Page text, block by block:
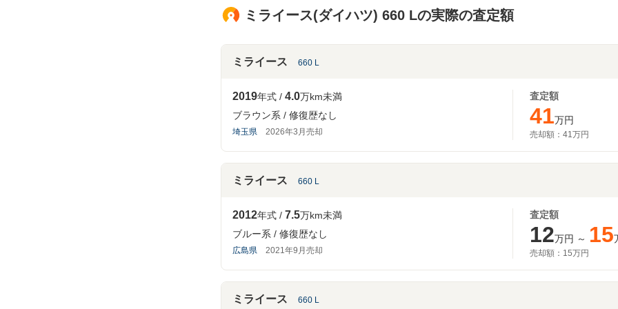
ミライース(ダイハツ) 660 Lの実際の査定額
ミライース 660 L
2019年式 4.0万km未満
ブラウン系
修復歴なし
埼玉県 2026年3月売却
査定額
41万円
売却額： 41万円
ミライース 660 L
2012年式 7.5万km未満
ブルー系
修復歴なし
広島県 2021年9月売却
査定額
12万円 ～ 15
売却額： 15万円
ミライース 660 L